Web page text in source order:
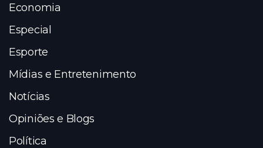
Economia
Especial
Esporte
Mídias e Entretenimento
Notícias
Opiniões e Blogs
Política